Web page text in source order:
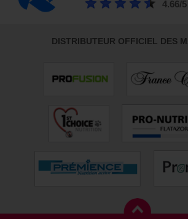
4.66/5
DISTRIBUTEUR OFFICIEL DES